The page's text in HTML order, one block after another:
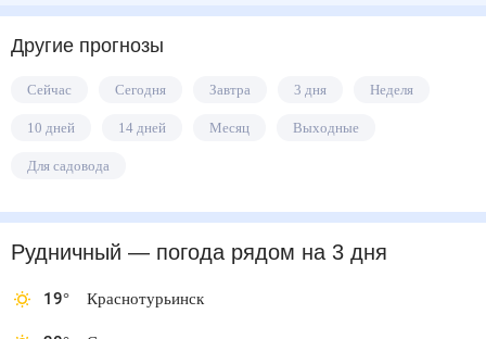
Другие прогнозы
Сейчас Сегодня Завтра 3 дня Неделя
10 дней 14 дней Месяц Выходные
Для садовода
Рудничный — погода рядом на 3 дня
19° Краснотурьинск